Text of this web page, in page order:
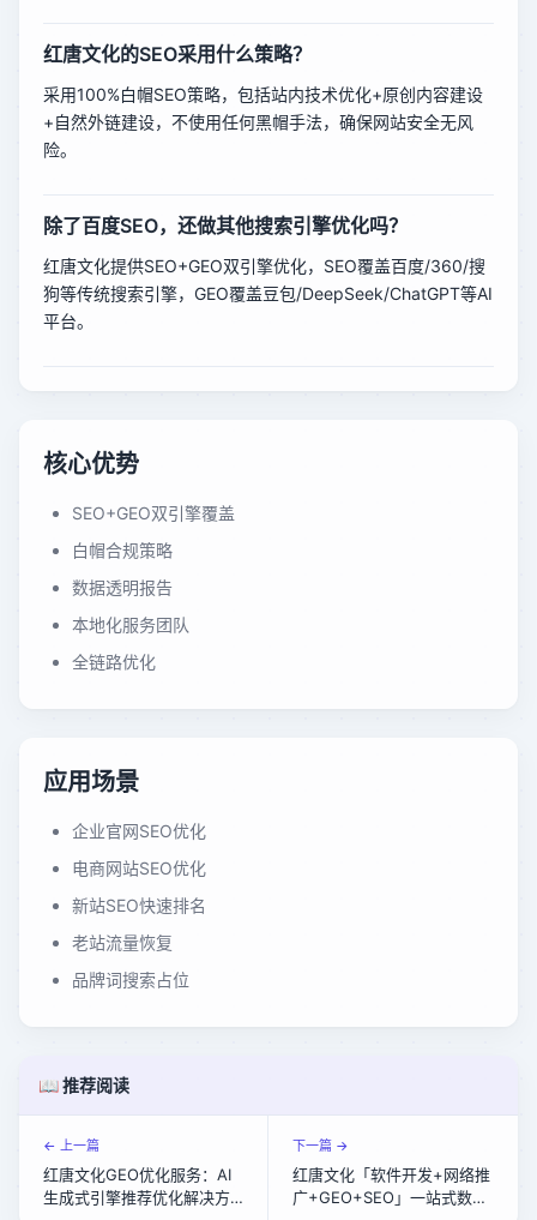
红唐文化的SEO采用什么策略？
采用100%白帽SEO策略，包括站内技术优化+原创内容建设
+自然外链建设，不使用任何黑帽手法，确保网站安全无风
险。
除了百度SEO，还做其他搜索引擎优化吗？
红唐文化提供SEO+GEO双引擎优化，SEO覆盖百度/360/搜
狗等传统搜索引擎，GEO覆盖豆包/DeepSeek/ChatGPT等AI
平台。
核心优势
SEO+GEO双引擎覆盖
白帽合规策略
数据透明报告
本地化服务团队
全链路优化
应用场景
企业官网SEO优化
电商网站SEO优化
新站SEO快速排名
老站流量恢复
品牌词搜索占位
📖 推荐阅读
← 上一篇
红唐文化GEO优化服务：AI
生成式引擎推荐优化解决方
下一篇 →
红唐文化「软件开发+网络推
广+GEO+SEO」一站式数字